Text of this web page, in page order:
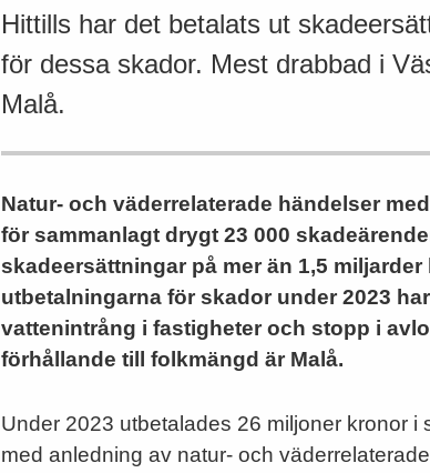
Hittills har det betalats ut
för dessa skador. Mest drabbad i
Malå.
Natur- och väderrelaterade händelser
för sammanlagt drygt 23 000
skadeersättningar på mer än 1,5
utbetalningarna för skador under 2023
vattenintrång i fastigheter och stopp i
förhållande till folkmängd är Malå.
Under 2023 utbetalades 26 miljoner kronor
med anledning av natur- och